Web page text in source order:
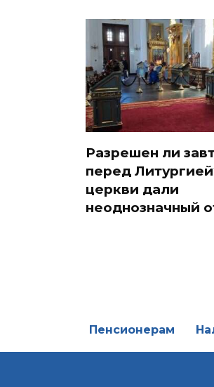
Разрешен ли
перед
церкви дали
неоднозначный
Пенсионерам